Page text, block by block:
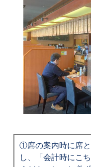
①席の案内時に席
し、「会計時にこ